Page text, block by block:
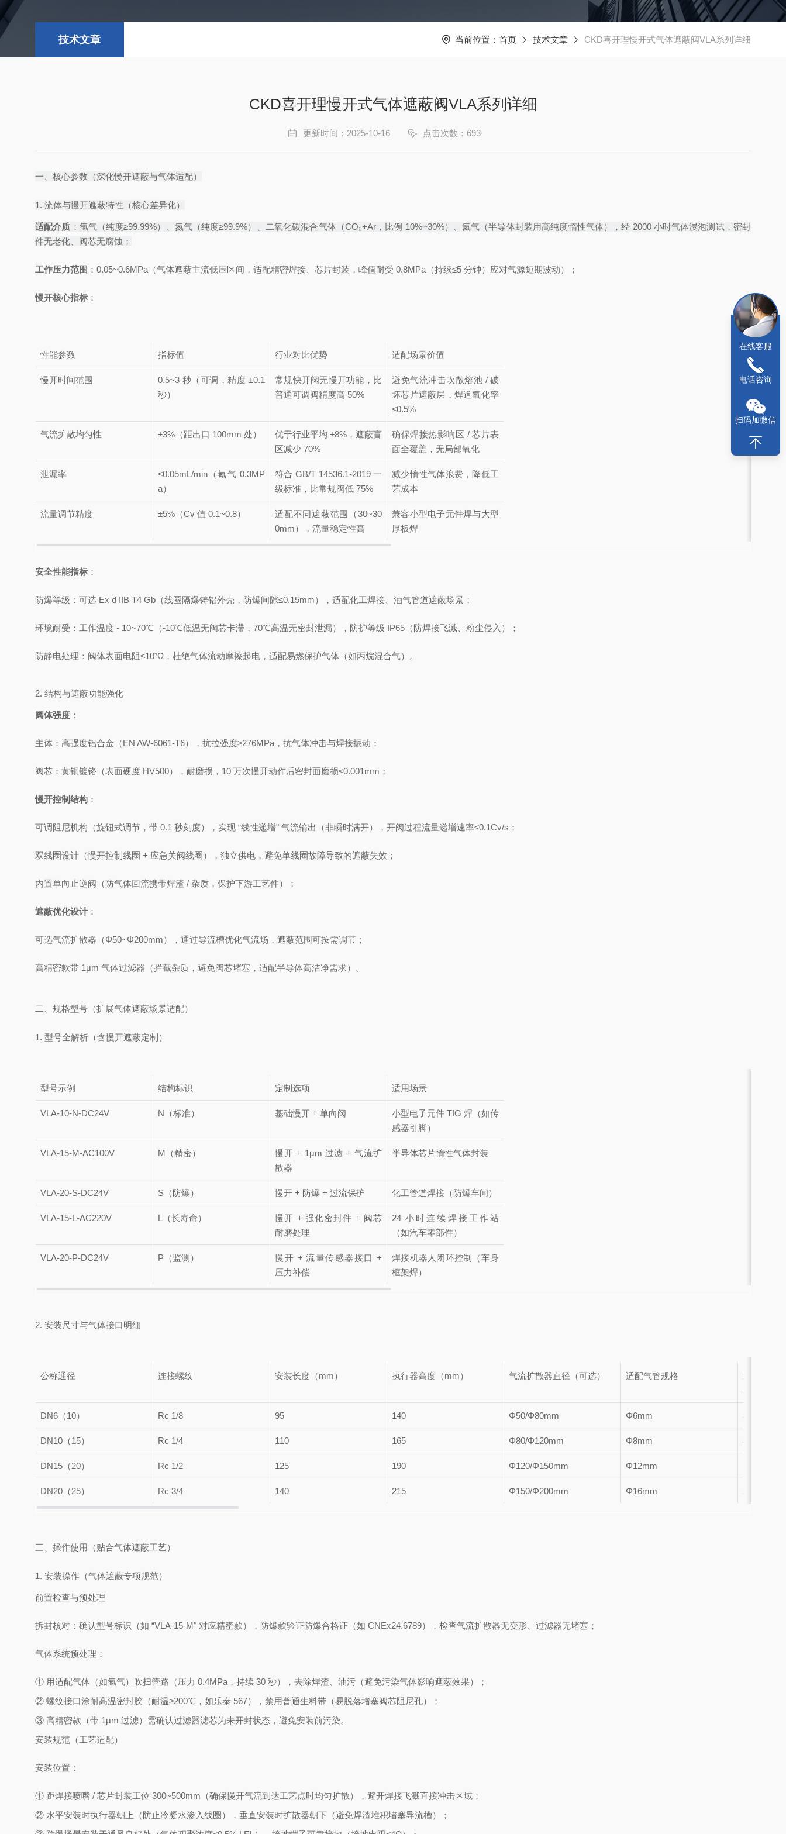
技术文章 当前位置： 首页 技术文章 CKD喜开理慢开式气体遮蔽阀VLA系列详细
CKD喜开理慢开式气体遮蔽阀VLA系列详细
更新时间：2025-10-16 点击次数：693
一、核心参数（深化慢开遮蔽与气体适配）
1. 流体与慢开遮蔽特性（核心差异化）
适配介质 ：氩气（纯度≥99.99%）、氮气（纯度≥99.9%）、二氧化碳混合气体（CO₂+Ar，比例 10%~30%）、氦气（半导体封装用高纯度惰性气体），经 2000 小时气体浸泡测试，密封
件无老化、阀芯无腐蚀；
工作压力范围 ：0.05~0.6MPa（气体遮蔽主流低压区间，适配精密焊接、芯片封装，峰值耐受 0.8MPa（持续≤5 分钟）应对气源短期波动）；
慢开核心指标 ：
性能参数 指标值 行业对比优势 适配场景价值
慢开时间范围
0.5~3 秒（可调，精度 ±0.1
秒）
常规快开阀无慢开功能，比
普通可调阀精度高 50%
避免气流冲击吹散熔池 / 破
坏芯片遮蔽层，焊道氧化率
≤0.5%
气流扩散均匀性 ±3%（距出口 100mm 处）
优于行业平均 ±8%，遮蔽盲
区减少 70%
确保焊接热影响区 / 芯片表
面全覆盖，无局部氧化
泄漏率
≤0.05mL/min（氮气 0.3MP
a）
符合 GB/T 14536.1-2019 一
级标准，比常规阀低 75%
减少惰性气体浪费，降低工
艺成本
流量调节精度 ±5%（Cv 值 0.1~0.8）
适配不同遮蔽范围（30~30
0mm），流量稳定性高
兼容小型电子元件焊与大型
厚板焊
安全性能指标 ：
防爆等级：可选 Ex d IIB T4 Gb（线圈隔爆铸铝外壳，防爆间隙≤0.15mm），适配化工焊接、油气管道遮蔽场景；
环境耐受：工作温度 - 10~70℃（-10℃低温无阀芯卡滞，70℃高温无密封泄漏），防护等级 IP65（防焊接飞溅、粉尘侵入）；
防静电处理：阀体表面电阻≤10⁷Ω，杜绝气体流动摩擦起电，适配易燃保护气体（如丙烷混合气）。
2. 结构与遮蔽功能强化
阀体强度 ：
主体：高强度铝合金（EN AW-6061-T6），抗拉强度≥276MPa，抗气体冲击与焊接振动；
阀芯：黄铜镀铬（表面硬度 HV500），耐磨损，10 万次慢开动作后密封面磨损≤0.001mm；
慢开控制结构 ：
可调阻尼机构（旋钮式调节，带 0.1 秒刻度），实现 “线性递增" 气流输出（非瞬时满开），开阀过程流量递增速率≤0.1Cv/s；
双线圈设计（慢开控制线圈 + 应急关阀线圈），独立供电，避免单线圈故障导致的遮蔽失效；
内置单向止逆阀（防气体回流携带焊渣 / 杂质，保护下游工艺件）；
遮蔽优化设计 ：
可选气流扩散器（Φ50~Φ200mm），通过导流槽优化气流场，遮蔽范围可按需调节；
高精密款带 1μm 气体过滤器（拦截杂质，避免阀芯堵塞，适配半导体高洁净需求）。
二、规格型号（扩展气体遮蔽场景适配）
1. 型号全解析（含慢开遮蔽定制）
型号示例 结构标识 定制选项 适用场景
VLA-10-N-DC24V N（标准） 基础慢开 + 单向阀
小型电子元件 TIG 焊（如传
感器引脚）
VLA-15-M-AC100V M（精密）
慢开 + 1μm 过滤 + 气流扩
散器
半导体芯片惰性气体封装
VLA-20-S-DC24V S（防爆） 慢开 + 防爆 + 过流保护 化工管道焊接（防爆车间）
VLA-15-L-AC220V L（长寿命）
慢开 + 强化密封件 + 阀芯
耐磨处理
24 小时连续焊接工作站
（如汽车零部件）
VLA-20-P-DC24V P（监测）
慢开 + 流量传感器接口 +
压力补偿
焊接机器人闭环控制（车身
框架焊）
2. 安装尺寸与气体接口明细
公称通径 连接螺纹 安装长度（mm） 执行器高度（mm） 气流扩散器直径（可选） 适配气管规格
最大流量
a）
DN6（10） Rc 1/8 95 140 Φ50/Φ80mm Φ6mm 30（Cv0.1
DN10（15） Rc 1/4 110 165 Φ80/Φ120mm Φ8mm 80（Cv0.4
DN15（20） Rc 1/2 125 190 Φ120/Φ150mm Φ12mm
DN20（25） Rc 3/4 140 215 Φ150/Φ200mm Φ16mm
三、操作使用（贴合气体遮蔽工艺）
1. 安装操作（气体遮蔽专项规范）
前置检查与预处理
拆封核对：确认型号标识（如 “VLA-15-M" 对应精密款），防爆款验证防爆合格证（如 CNEx24.6789），检查气流扩散器无变形、过滤器无堵塞；
气体系统预处理：
① 用适配气体（如氩气）吹扫管路（压力 0.4MPa，持续 30 秒），去除焊渣、油污（避免污染气体影响遮蔽效果）；
② 螺纹接口涂耐高温密封胶（耐温≥200℃，如乐泰 567），禁用普通生料带（易脱落堵塞阀芯阻尼孔）；
③ 高精密款（带 1μm 过滤）需确认过滤器滤芯为未开封状态，避免安装前污染。
安装规范（工艺适配）
安装位置：
① 距焊接喷嘴 / 芯片封装工位 300~500mm（确保慢开气流到达工艺点时均匀扩散），避开焊接飞溅直接冲击区域；
② 水平安装时执行器朝上（防止冷凝水渗入线圈），垂直安装时扩散器朝下（避免焊渣堆积堵塞导流槽）；
在线客服
电话咨询
扫码加微信